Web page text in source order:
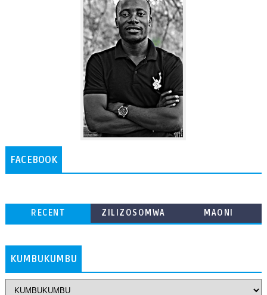
FACEBOOK
RECENT
ZILIZOSOMWA
MAONI
KUMBUKUMBU